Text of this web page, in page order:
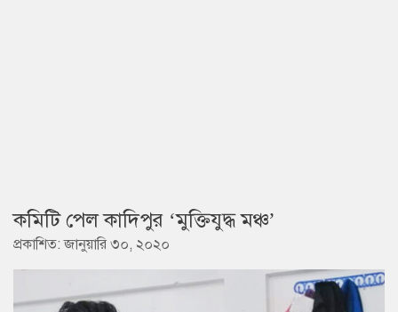
কমিটি পেল কাদিপুর ‘মুক্তিযুদ্ধ মঞ্চ’
প্রকাশিত: জানুয়ারি ৩০, ২০২০